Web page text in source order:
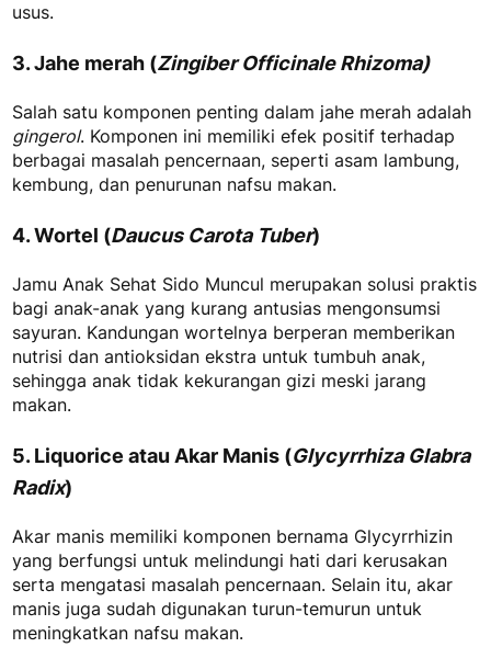
usus.
3. Jahe merah (Zingiber Officinale Rhizoma)
Salah satu komponen penting dalam jahe merah adalah
gingerol. Komponen ini memiliki efek positif terhadap
berbagai masalah pencernaan, seperti asam lambung,
kembung, dan penurunan nafsu makan.
4. Wortel (Daucus Carota Tuber)
Jamu Anak Sehat Sido Muncul merupakan solusi praktis
bagi anak-anak yang kurang antusias mengonsumsi
sayuran. Kandungan wortelnya berperan memberikan
nutrisi dan antioksidan ekstra untuk tumbuh anak,
sehingga anak tidak kekurangan gizi meski jarang
makan.
5. Liquorice atau Akar Manis (Glycyrrhiza Glabra
Radix)
Akar manis memiliki komponen bernama Glycyrrhizin
yang berfungsi untuk melindungi hati dari kerusakan
serta mengatasi masalah pencernaan. Selain itu, akar
manis juga sudah digunakan turun-temurun untuk
meningkatkan nafsu makan.